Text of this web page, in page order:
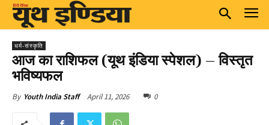
धर्म-संस्कृति
आज का राशिफल (यूथ इंडिया स्पेशल) – विस्तृत
भविष्यफल
By Youth India Staff April 11, 2026 0